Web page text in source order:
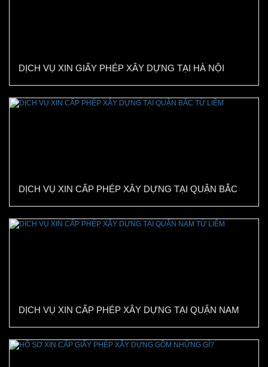
DỊCH VỤ XIN GIẤY PHÉP XÂY DỰNG TẠI HÀ NỘI
DỊCH VỤ XIN CẤP PHÉP XÂY DỰNG TẠI QUẬN BẮC
DỊCH VỤ XIN CẤP PHÉP XÂY DỰNG TẠI QUẬN NAM